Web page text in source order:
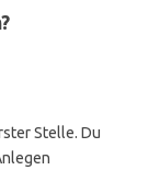
Stelle. Du